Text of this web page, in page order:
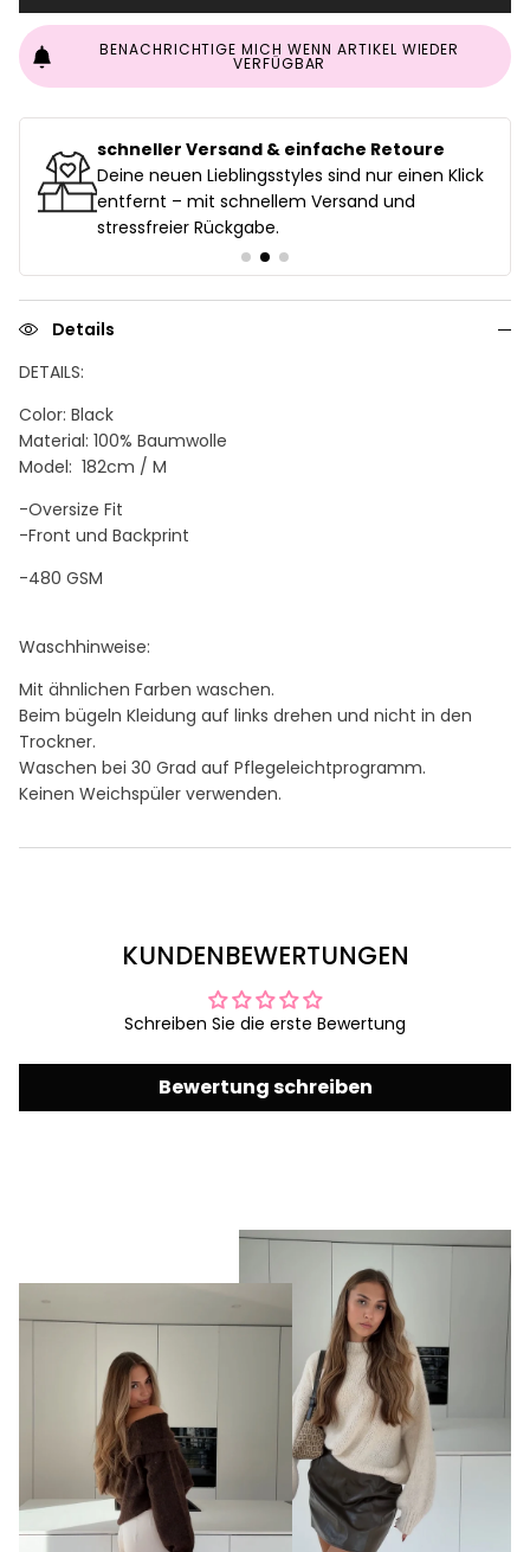
BENACHRICHTIGE MICH WENN ARTIKEL WIEDER
VERFÜGBAR
schneller Versand & einfache Retoure
Deine neuen Lieblingsstyles sind nur einen Klick
entfernt – mit schnellem Versand und
stressfreier Rückgabe.
Details
DETAILS:
Color: Black
Material: 100% Baumwolle
Model: 182cm / M
-Oversize Fit
-Front und Backprint
-480 GSM
Waschhinweise:
Mit ähnlichen Farben waschen.
Beim bügeln Kleidung auf links drehen und nicht in den
Trockner.
Waschen bei 30 Grad auf Pflegeleichtprogramm.
Keinen Weichspüler verwenden.
KUNDENBEWERTUNGEN
Schreiben Sie die erste Bewertung
Bewertung schreiben